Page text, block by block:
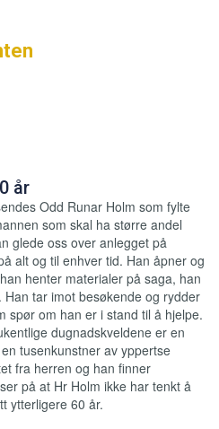
år
Odd Runar Holm som fylte
som skal ha større andel
glede oss over anlegget på
alt og til enhver tid. Han åpner og
henter materialer på saga, han
tar imot besøkende og rydder
spør om han er i stand til å hjelpe.
dugnadskveldene er en
tusenkunstner av yppertse
fra herren og han finner
på at Hr Holm ikke har tenkt å
ytterligere 60 år.